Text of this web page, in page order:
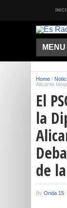
MENU
Home /
Alicante
El
la
de
By Onda 15